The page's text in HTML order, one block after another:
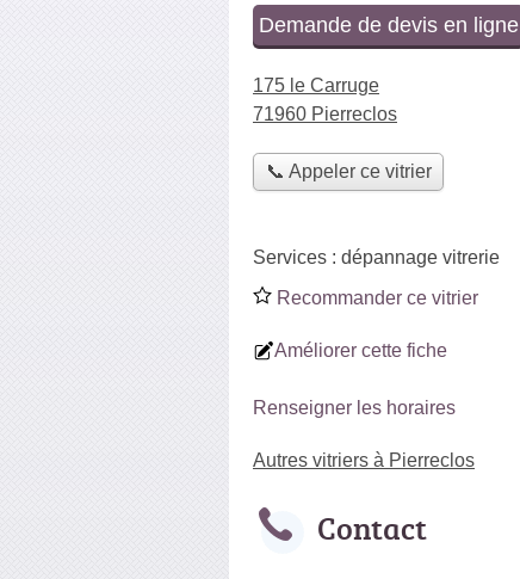
Demande de devis en ligne
175 le Carruge
71960 Pierreclos
📞 Appeler ce vitrier
Services : dépannage vitrerie
Recommander ce vitrier
Améliorer cette fiche
Renseigner les horaires
Autres vitriers à Pierreclos
Contact